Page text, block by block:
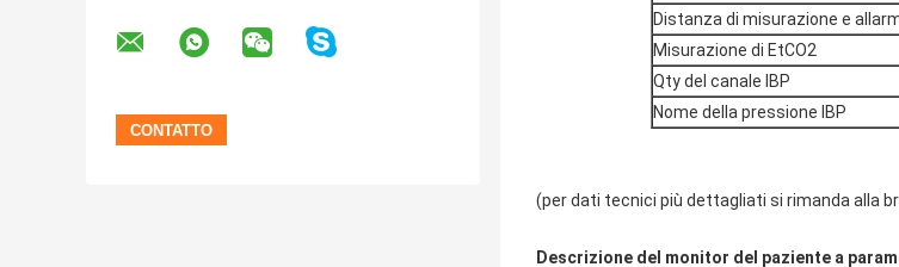
Distanza di misurazione e
Misurazione di EtCO2
Qty del canale IBP
Nome della pressione IBP
(per dati tecnici più dettagliati si rimanda alla
Descrizione del monitor del paziente a